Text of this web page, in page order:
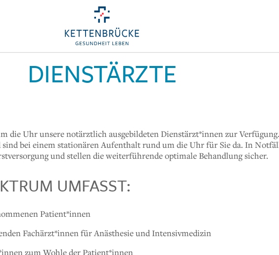
DIENSTÄRZTE
Uhr unsere notärztlich ausgebildeten Dienstärzt*innen zur Verfügung.
bei einem stationären Aufenthalt rund um die Uhr für Sie da. In
und stellen die weiterführende optimale Behandlung sicher.
UMFASST:
Patient*innen
Fachärzt*innen für Anästhesie und Intensivmedizin
zum Wohle der Patient*innen